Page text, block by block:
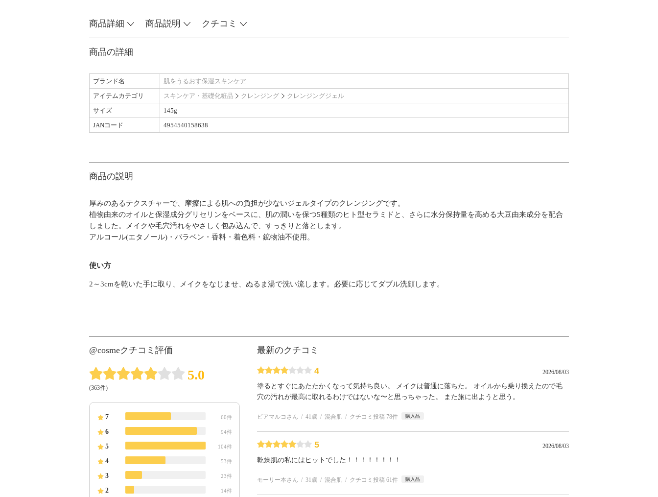
商品詳細 商品説明 クチコミ
商品の詳細
ブランド名
肌をうるおす保湿スキンケア
アイテムカテゴリ
スキンケア・基礎化粧品 クレンジング
クレンジングジェル
サイズ
145g
JANコード
4954540158638
商品の説明
厚みのあるテクスチャーで、摩擦による肌への負担が少ないジェルタイプのクレンジングです。
植物由来のオイルと保湿成分グリセリンをベースに、肌の潤いを保つ5種類のヒト型セラミドと、さらに水分保持量を高める大豆由来成分を配合
しました。メイクや毛穴汚れをやさしく包み込んで、すっきりと落とします。
アルコール(エタノール)・パラベン・香料・着色料・鉱物油不使用。
使い方
2～3cmを乾いた手に取り、メイクをなじませ、ぬるま湯で洗い流します。必要に応じてダブル洗顔します。
@cosmeクチコミ評価
5.0
(363件)
7 60件
6 94件
5 104件
4 53件
3 23件
2 14件
最新のクチコミ
4 2026/08/03
塗るとすぐにあたたかくなって気持ち良い。 メイクは普通に落ちた。 オイルから乗り換えたので毛
穴の汚れが最高に取れるわけではないな〜と思っちゃった。 また旅に出ようと思う。
ピアマルコさん 41歳 混合肌 クチコミ投稿 78件 購入品
5 2026/08/03
乾燥肌の私にはヒットでした！！！！！！！！
モーリー本さん 31歳 混合肌 クチコミ投稿 61件 購入品